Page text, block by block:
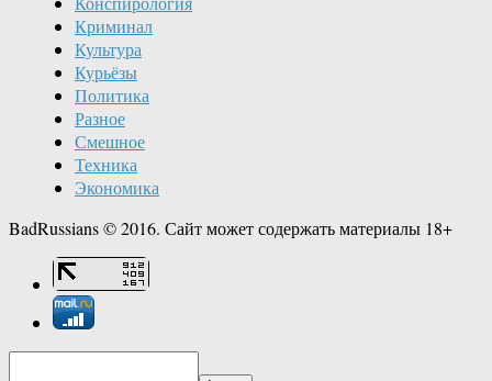
Криминал
Культура
Курьёзы
Политика
Разное
Смешное
Техника
Экономика
BadRussians © 2016. Сайт может содержать материалы 18+